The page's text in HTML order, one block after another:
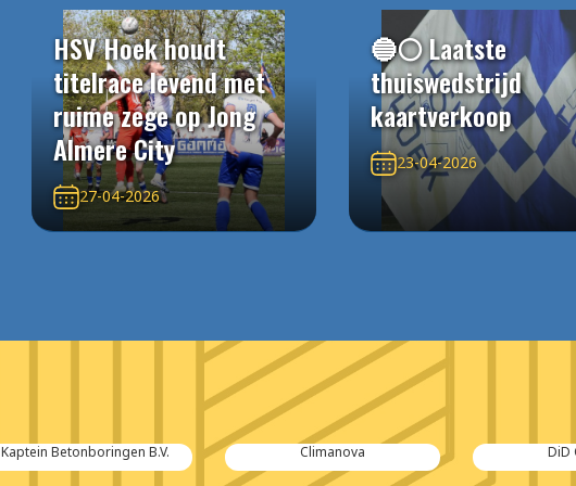
HSV Hoek houdt
titelrace levend met
ruime zege op Jong
Almere City
27-04-2026
🔵⚪️ Laatste
thuiswedstrijd
kaartverkoop
23-04-2026
Kaptein Betonboringen B.V. Climanova DiD